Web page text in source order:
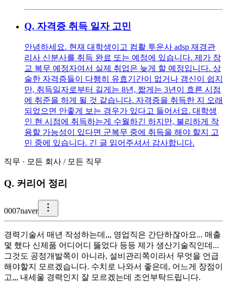
Q. 자격증 취득 일자 고민
안녕하세요. 현재 대학생이고 컴활 투운사 adsp 재경관
리사 신분사를 취득 완료 또는 예정에 있습니다. 제가 장
교 복무 예정자여서 실제 취업은 늦게 할 예정입니다. 상
술한 자격증들이 다행히 유효기간이 없거나 갱신이 쉽지
만, 취득일자로부터 길게는 8년, 짧게는 3년이 흐른 시점
에 취준을 하게 될 것 같습니다. 자격증을 취득한 지 오래
되었으면 안좋게 보는 경우가 있다고 들어서요. 대학생
인 현 시점에 취득하는게 수월하긴 하지만, 불리하게 작
용할 가능성이 있다면 군복무 중에 취득을 해야 할지 고
민 중에 있습니다. 긴 글 읽어주셔서 감사합니다.
직무 · 모든 회사 / 모든 직무
Q. 커리어 정리
0007naver
경력기술서 매년 작성하는데,,, 영업직은 간단하잖아요... 매출
몇 했다 신제품 어디어디 뚫었다 등등 제가 생산기술직인데...
그것도 공정개발쪽이 아니라, 설비관리쪽이라서 무엇을 언급
해야할지 모르겠습니다. 수치로 나와서 좋은데, 어느게 장점이
고,,, 내세울 경력인지 잘 모르겠는데 조언부탁드립니다.